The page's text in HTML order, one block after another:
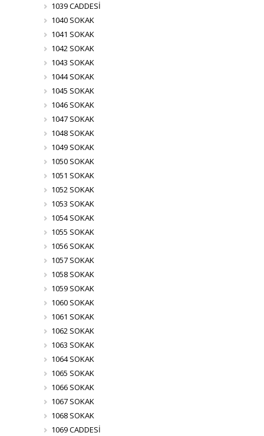
1039 CADDESİ
1040 SOKAK
1041 SOKAK
1042 SOKAK
1043 SOKAK
1044 SOKAK
1045 SOKAK
1046 SOKAK
1047 SOKAK
1048 SOKAK
1049 SOKAK
1050 SOKAK
1051 SOKAK
1052 SOKAK
1053 SOKAK
1054 SOKAK
1055 SOKAK
1056 SOKAK
1057 SOKAK
1058 SOKAK
1059 SOKAK
1060 SOKAK
1061 SOKAK
1062 SOKAK
1063 SOKAK
1064 SOKAK
1065 SOKAK
1066 SOKAK
1067 SOKAK
1068 SOKAK
1069 CADDESİ